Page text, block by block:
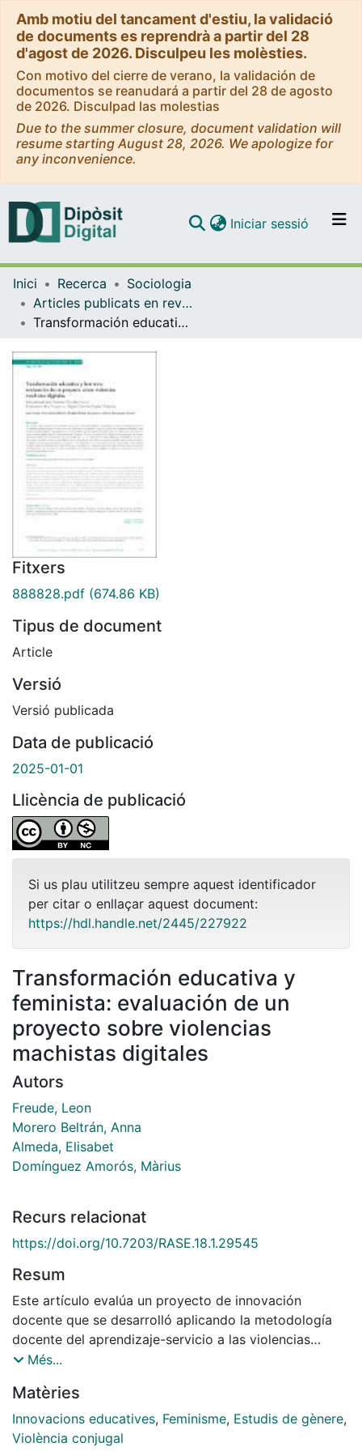
Amb motiu del tancament d'estiu, la validació
de documents es reprendrà a partir del 28
d'agost de 2026. Disculpeu les molèsties.
Con motivo del cierre de verano, la validación de
documentos se reanudará a partir del 28 de agosto
de 2026. Disculpad las molestias
Due to the summer closure, document validation will
resume starting August 28, 2026. We apologize for
any inconvenience.
Navega per tot el DD
Com publicar
Iniciar sessió (current)
Inici Recerca
Sociologia
Articles publicats en revistes (Sociologia)
Transformación educativa y feminista: evaluación de un proyecto sobre violencias machistas digitales
Fitxers
888828.pdf (674.86 KB)
Tipus de document
Article
Versió
Versió publicada
Data de publicació
2025-01-01
Llicència de publicació
Si us plau utilitzeu sempre aquest identificador
per citar o enllaçar aquest document:
https://hdl.handle.net/2445/227922
Transformación educativa y
feminista: evaluación de un
proyecto sobre violencias
machistas digitales
Autors
Freude, Leon
Morero Beltrán, Anna
Almeda, Elisabet
Domínguez Amorós, Màrius
Recurs relacionat
https://doi.org/10.7203/RASE.18.1.29545
Resum
Este artículo evalúa un proyecto de innovación
docente que se desarrolló aplicando la metodología
docente del aprendizaje-servicio a las violencias
machistas digitales. El proyecto constó de dos fases,
universitarios sobre violencias machistas digitales y
aprendizaje-servicio, con el objetivo que este
estudiantado pudiera diseñar un taller de dos horas
Més...
Matèries
Innovacions educatives, Feminisme, Estudis de gènere,
Violència conjugal